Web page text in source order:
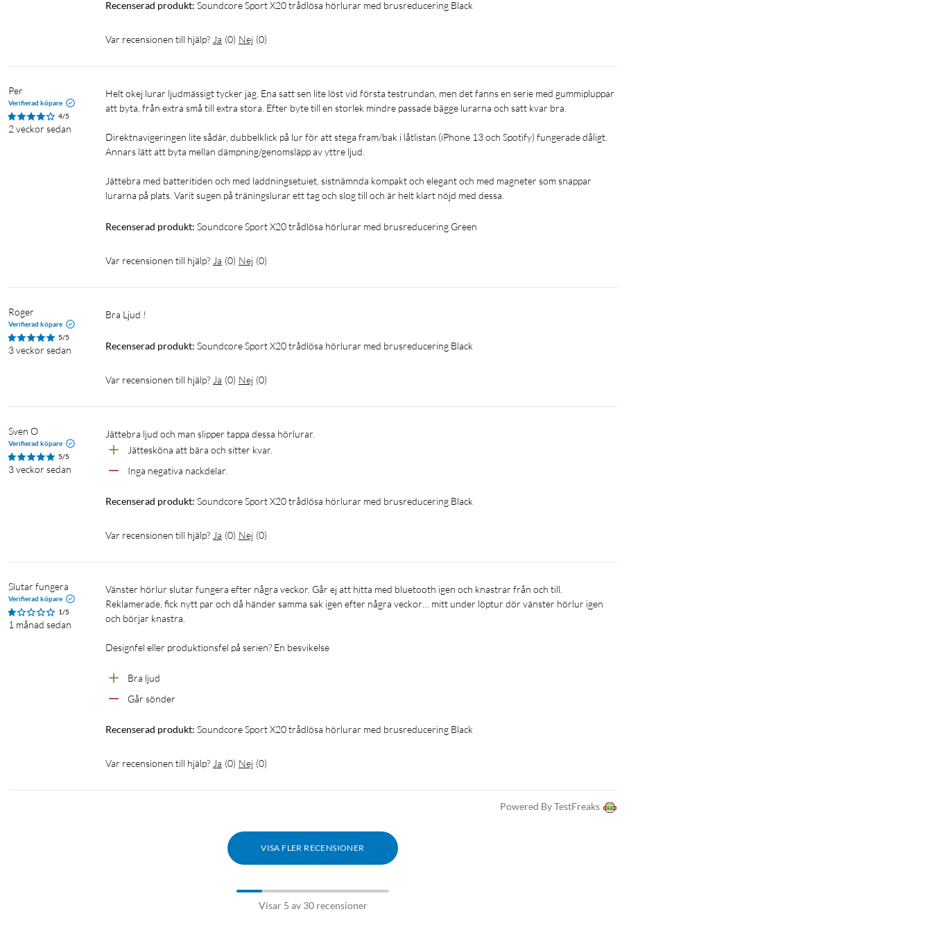
Kraftig ljudbild med ANC och extra bas
Med Soundcores nya BassUp-teknologi, driven av kraftiga 11mm dynamiska drivare får du en höjd ljudupplevelse.
interna komponenterna mot skador från vatten, svett och damm.
med etuiet. I ANC-läge håller Sport X20 i 7 timmar på en enda laddning, 28 timmar med etuiet. Med snabb-laddningsfunktionen
Specifikationer
Vattentålighet: IP68
Ljud: Pumped-Up Bass, 11mm drivers
Speltid: Upp till 12 timmar
Bluetooth: BT 5.3
Samtal: 6 mikrofoner med AI algoritm
Laddningsport: USB-C
Recenserad produkt: Soundcore Sport X20 trådlösa hörlurar med brusreducering Black
Var recensionen till hjälp? Ja (0) Nej (0)
Per
Verifierad köpare
4/5
2 veckor sedan
Helt okej lurar ljudmässigt tycker jag. Ena satt sen lite löst vid första testrundan, men det fanns en serie med gummipluppar
att byta, från extra små till extra stora. Efter byte till en storlek mindre passade bägge lurarna och satt kvar bra.
Direktnavigeringen lite sådär, dubbelklick på lur för att stega fram/bak i låtlistan (iPhone 13 och Spotify) fungerade dåligt.
Annars lätt att byta mellan dämpning/genomsläpp av yttre ljud.
Jättebra med batteritiden och med laddningsetuiet, sistnämnda kompakt och elegant och med magneter som snappar
lurarna på plats. Varit sugen på träningslurar ett tag och slog till och är helt klart nöjd med dessa.
Recenserad produkt: Soundcore Sport X20 trådlösa hörlurar med brusreducering Green
Var recensionen till hjälp? Ja (0) Nej (0)
Roger
Verifierad köpare
5/5
3 veckor sedan
Bra Ljud !
Recenserad produkt: Soundcore Sport X20 trådlösa hörlurar med brusreducering Black
Var recensionen till hjälp? Ja (0) Nej (0)
Sven O
Verifierad köpare
5/5
3 veckor sedan
Jättebra ljud och man slipper tappa dessa hörlurar.
Jättesköna att bära och sitter kvar.
Inga negativa nackdelar.
Recenserad produkt: Soundcore Sport X20 trådlösa hörlurar med brusreducering Black
Var recensionen till hjälp? Ja (0) Nej (0)
Slutar fungera
Verifierad köpare
1/5
1 månad sedan
Vänster hörlur slutar fungera efter några veckor. Går ej att hitta med bluetooth igen och knastrar från och till.
Reklamerade, fick nytt par och då händer samma sak igen efter några veckor… mitt under löptur dör vänster hörlur igen
och börjar knastra.
Designfel eller produktionsfel på serien? En besvikelse
Bra ljud
Går sönder
Recenserad produkt: Soundcore Sport X20 trådlösa hörlurar med brusreducering Black
Var recensionen till hjälp? Ja (0) Nej (0)
Powered By TestFreaks
VISA FLER RECENSIONER
Visar 5 av 30 recensioner